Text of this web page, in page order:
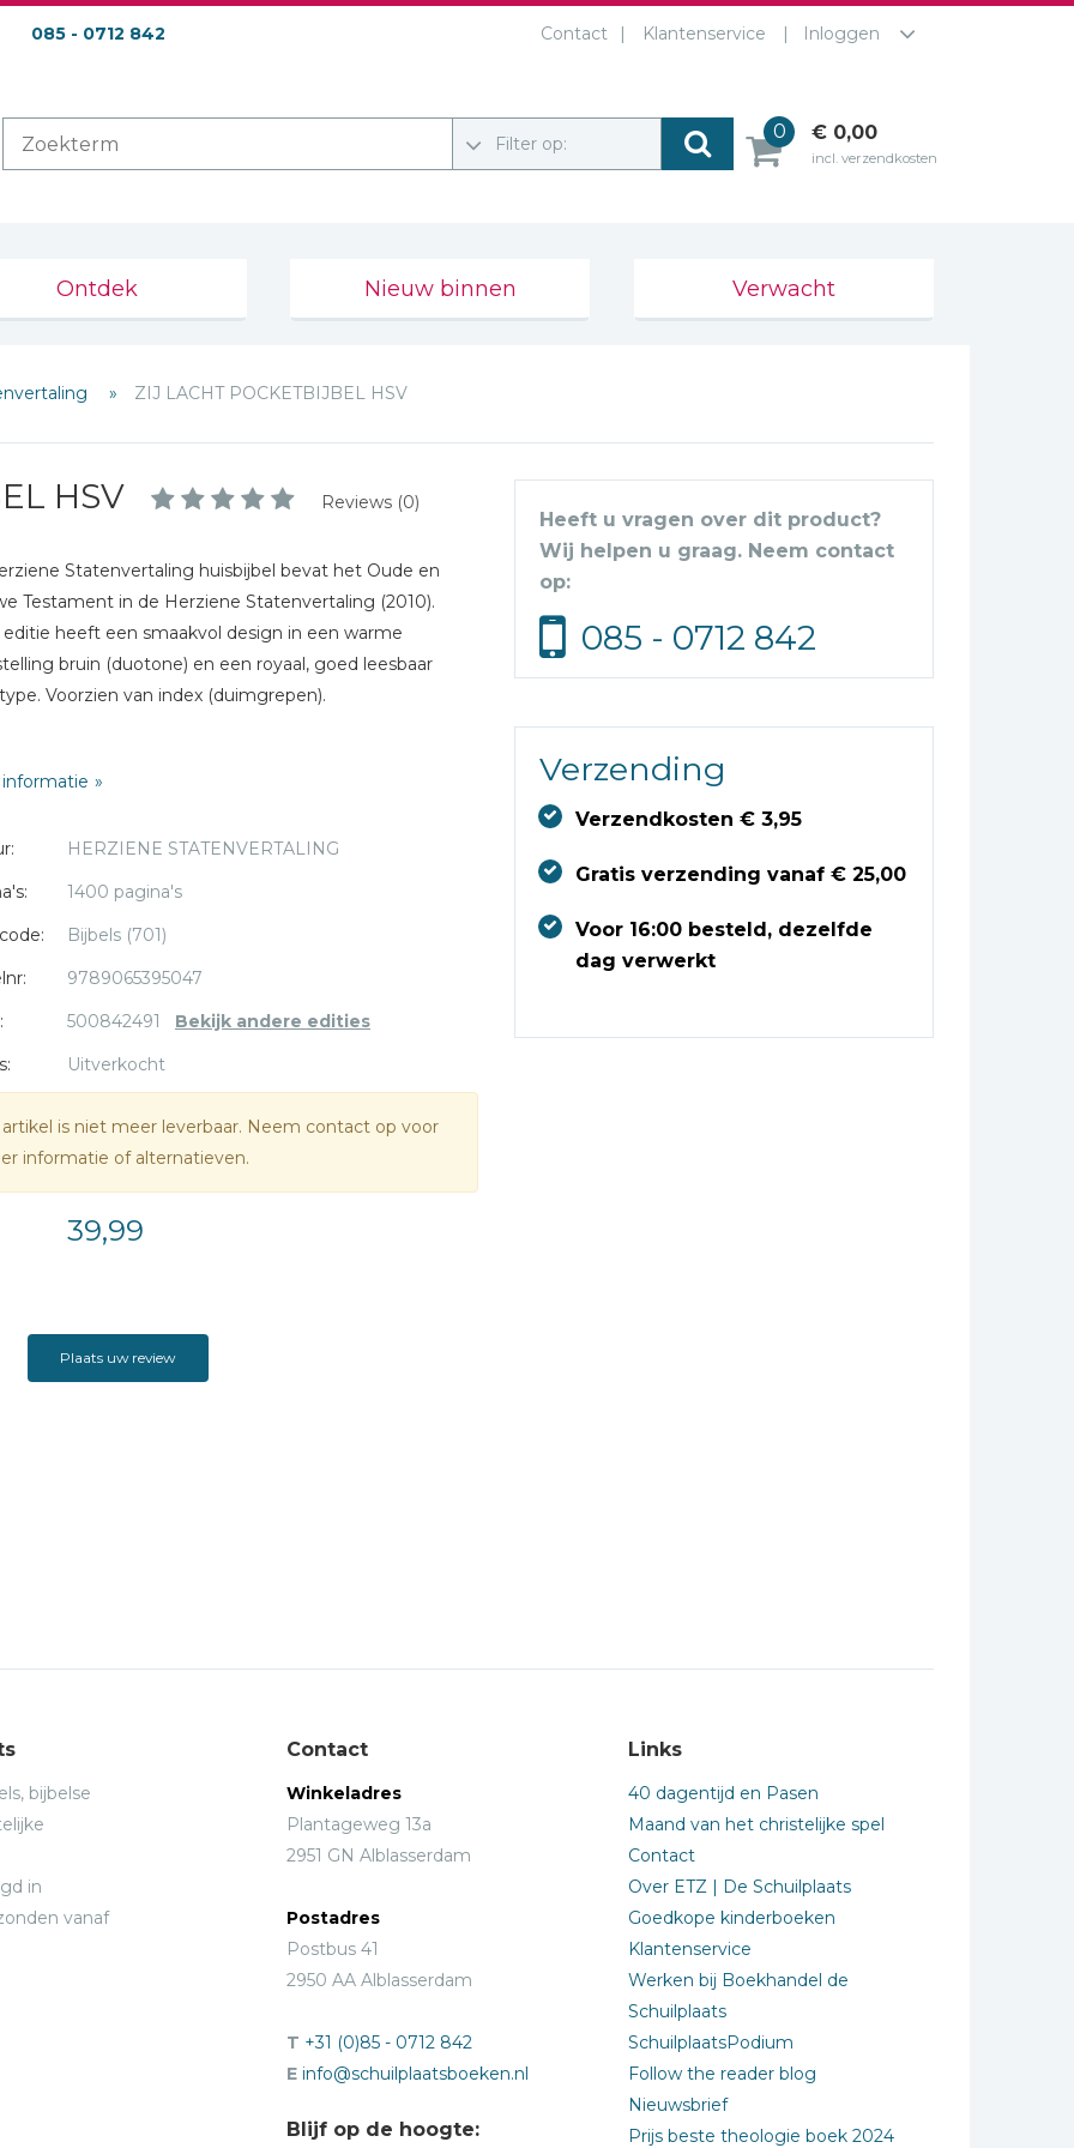
085 - 0712 842 Contact Klantenservice Inloggen
Filter op:
0 € 0,00
incl. verzendkosten
Ontdek Nieuw binnen Verwacht
ZIJ LACHT POCKETBIJBEL HSV
HSV Reviews (0)
Statenvertaling huisbijbel bevat het Oude en
Testament in de Herziene Statenvertaling (2010).
editie heeft een smaakvol design in een warme
bruin (duotone) en een royaal, goed leesbaar
Voorzien van index (duimgrepen).
speciale Zij Lacht toevoegingen. De Zij Lacht
willen dragen: onderweg naar kerk of bijbelstudiegroep
trein naar je werk.
oker
8,5 x 12,5 cm
nee
HERZIENE STATENVERTALING
1400 pagina's
Bijbels (701)
9789065395047
500842491 Bekijk andere edities
Uitverkocht
is niet meer leverbaar. Neem contact op voor
informatie of alternatieven.
39,99
Heeft u vragen over dit product?
Wij helpen u graag. Neem contact
op:
085 - 0712 842
Verzending
Verzendkosten € 3,95
Gratis verzending vanaf € 25,00
Voor 16:00 besteld, dezelfde
dag verwerkt
Plaats uw review
bijbelse
in
vanaf
Contact
Winkeladres
Plantageweg 13a
2951 GN Alblasserdam
Postadres
Postbus 41
2950 AA Alblasserdam
T +31 (0)85 - 0712 842
E info@schuilplaatsboeken.nl
Blijf op de hoogte:
Links
40 dagentijd en Pasen
Maand van het christelijke spel
Contact
Over ETZ | De Schuilplaats
Goedkope kinderboeken
Klantenservice
Werken bij Boekhandel de
Schuilplaats
SchuilplaatsPodium
Follow the reader blog
Nieuwsbrief
Prijs beste theologie boek 2024